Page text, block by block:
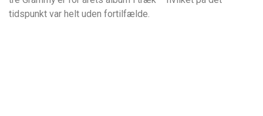
tidspunkt var helt uden fortilfælde.